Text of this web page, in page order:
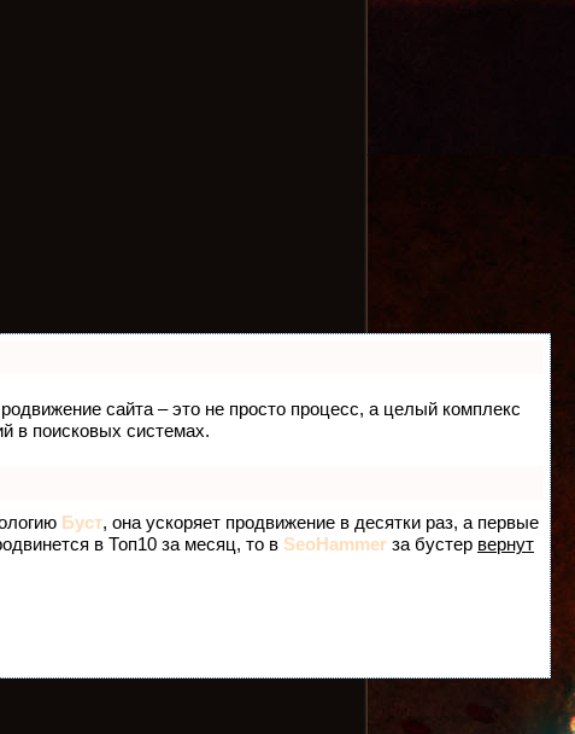
сайта – это не просто процесс, а целый комплекс
в поисковых системах.
Буст, она ускоряет продвижение в десятки раз, а первые
в Топ10 за месяц, то в SeoHammer за бустер вернут